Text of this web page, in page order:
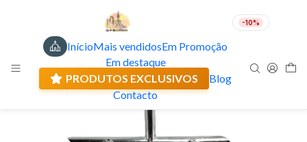
-10%
InícioMais vendidosEm Promoção
Em destaque
PRODUTOS EXCLUSIVOS
Blog
Contacto
EUR